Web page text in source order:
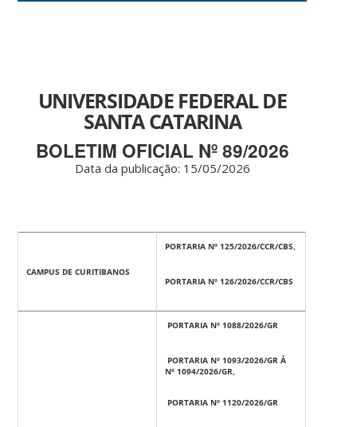
UNIVERSIDADE FEDERAL DE
SANTA CATARINA
BOLETIM OFICIAL Nº 89/2026
Data da publicação: 15/05/2026
CAMPUS DE CURITIBANOS
PORTARIA Nº 125/2026/CCR/CBS,
PORTARIA Nº 126/2026/CCR/CBS
PORTARIA Nº 1088/2026/GR
PORTARIA Nº 1093/2026/GR À
Nº 1094/2026/GR,
PORTARIA Nº 1120/2026/GR